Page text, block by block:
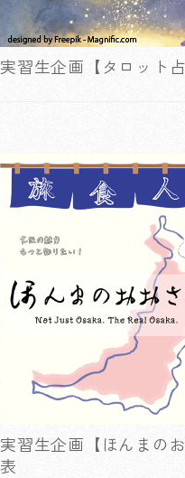
実習生企画【タロット占
実習生企画【ほんまの
表